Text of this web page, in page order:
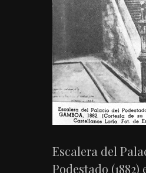
Escalera del
Podestado (1882)